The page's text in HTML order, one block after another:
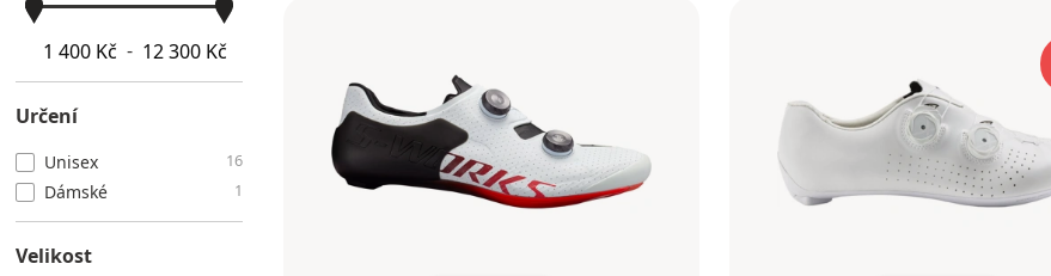
-
Určení
Unisex 16
Dámské 1
Velikost